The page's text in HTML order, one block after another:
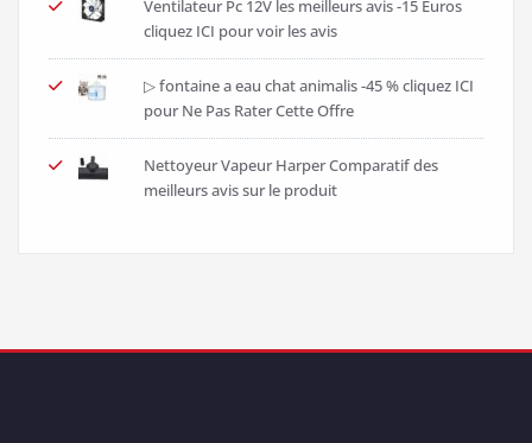
Ventilateur Pc 12V les meilleurs avis -15 Euros
cliquez ICI pour voir les avis
▷ fontaine a eau chat animalis -45 % cliquez ICI
pour Ne Pas Rater Cette Offre
Nettoyeur Vapeur Harper Comparatif des
meilleurs avis sur le produit